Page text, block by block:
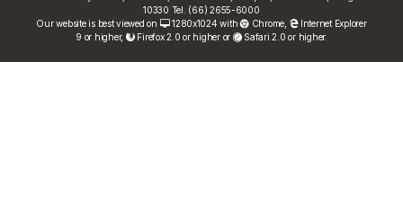
FRN Rate
Bond Price
10330 Tel. (66) 2655-6000
Our website is best viewed on
1280x1024 with Chrome
Internet Explorer
9 or higher,
Firefox 2.0 or higher or Safari 2.0 or higher.